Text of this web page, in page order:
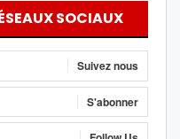
SOCIAUX
Suivez nous
S'abonner